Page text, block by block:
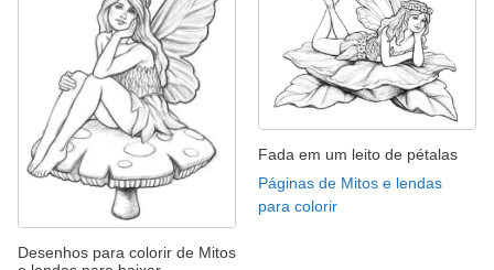
Desenhos para colorir de Mitos
Fada em um leito de pétalas
Páginas de Mitos e lendas
para colorir